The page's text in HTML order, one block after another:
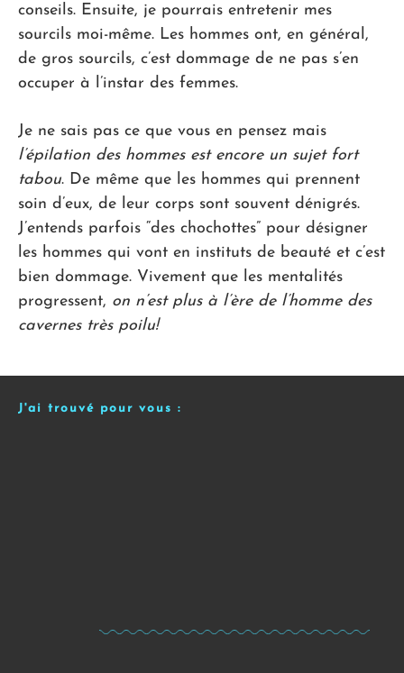
conseils. Ensuite, je pourrais entretenir mes
sourcils moi-même. Les hommes ont, en général,
de gros sourcils, c’est dommage de ne pas s’en
occuper à l’instar des femmes.
Je ne sais pas ce que vous en pensez mais
l’épilation des hommes est encore un sujet fort
tabou. De même que les hommes qui prennent
soin d’eux, de leur corps sont souvent dénigrés.
J’entends parfois “des chochottes” pour désigner
les hommes qui vont en instituts de beauté et c’est
bien dommage. Vivement que les mentalités
progressent, on n’est plus à l’ère de l’homme des
cavernes très poilu!
J'ai trouvé pour vous :